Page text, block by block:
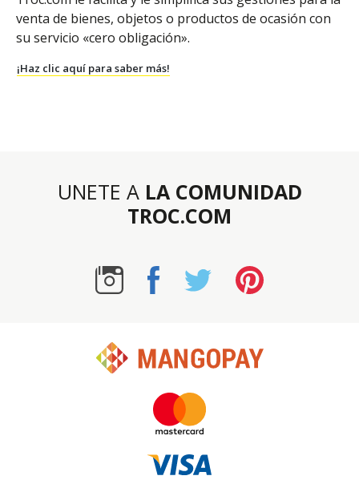
venta de bienes, objetos o productos de ocasión con
su servicio «cero obligación».
¡Haz clic aquí para saber más!
UNETE A LA COMUNIDAD
TROC.COM